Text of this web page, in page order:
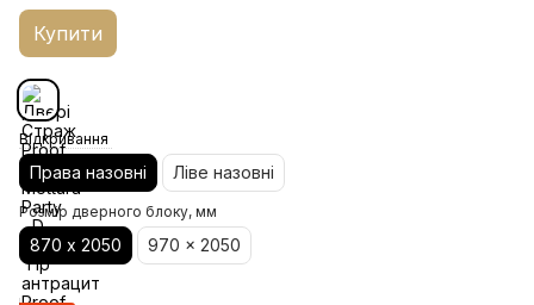
Купити
Відкривання
Права назовні Ліве назовні
Розмір дверного блоку, мм
870 х 2050 970 x 2050